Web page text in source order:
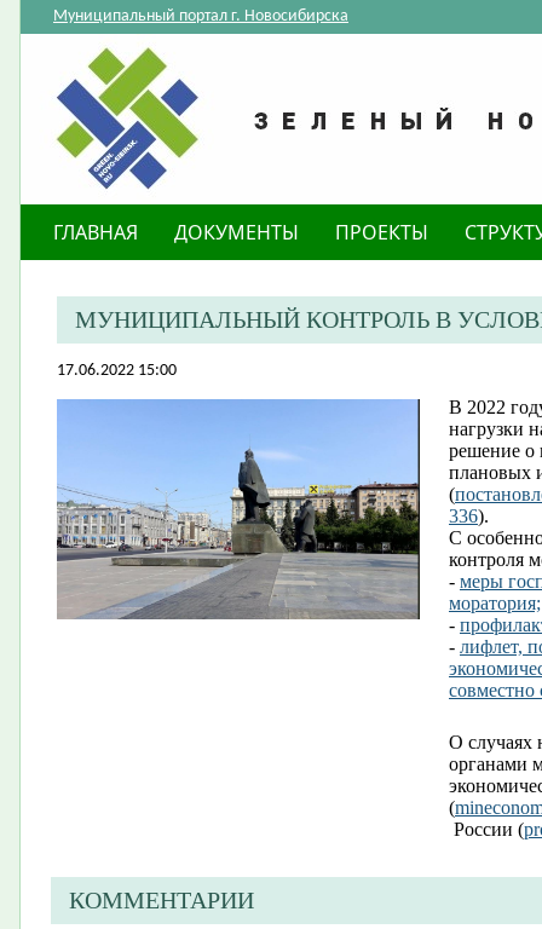
Муниципальный портал г. Новосибирска
ГЛАВНАЯ ДОКУМЕНТЫ ПРОЕКТЫ
МУНИЦИПАЛЬНЫЙ КОНТРОЛЬ В
17.06.2022 15:00
В 2022
нагрузки
решение о
плановых
(
336).
С
контроля
- меры
моратория;
-
- лифлет,
совместно
О случаях
органами
(
России (
КОММЕНТАРИИ